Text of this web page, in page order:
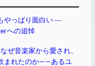
やっぱり面白い ―
への追悼
ぜ音楽家から愛され、
まれたのか——あるユ